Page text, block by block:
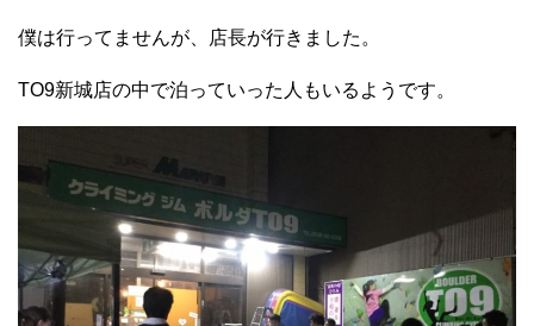
僕は行ってませんが、店長が行きました。
TO9新城店の中で泊っていった人もいるようです。